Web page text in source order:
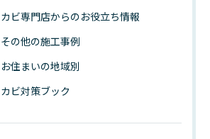
カビ専門店からのお役立ち情報
その他の施工事例
お住まいの地域別
カビ対策ブック